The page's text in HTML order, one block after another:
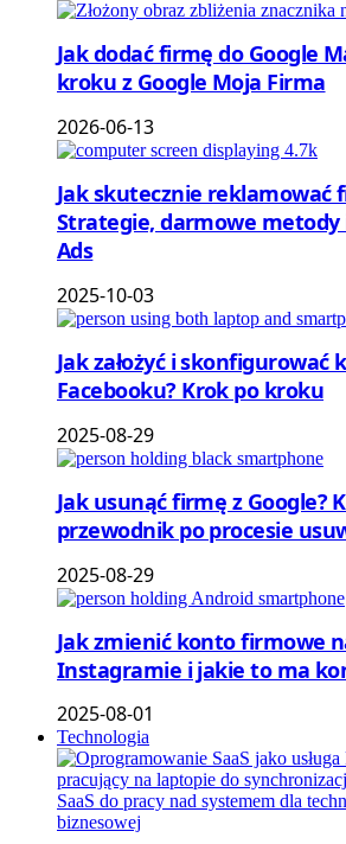
Jak dodać firmę do Google
kroku z Google Moja Firma
2026-06-13
Jak skutecznie reklamować
Strategie, darmowe metody
Ads
2025-10-03
Jak założyć i
Facebooku? Krok po kroku
2025-08-29
Jak usunąć firmę z Google?
przewodnik po procesie
2025-08-29
Jak zmienić konto firmowe
Instagramie i jakie to ma
2025-08-01
Technologia